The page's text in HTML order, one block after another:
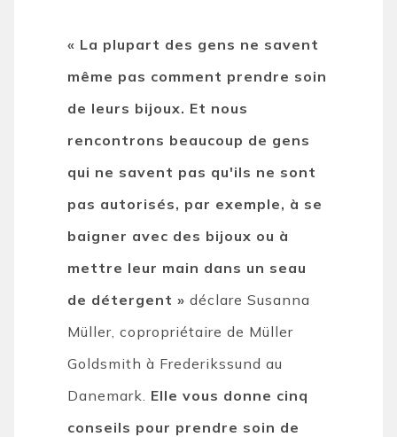
« La plupart des gens ne savent
même pas comment prendre soin
de leurs bijoux. Et nous
rencontrons beaucoup de gens
qui ne savent pas qu'ils ne sont
pas autorisés, par exemple, à se
baigner avec des bijoux ou à
mettre leur main dans un seau
de détergent »déclare Susanna
Müller, copropriétaire de Müller
Goldsmith à Frederikssund au
Danemark. Elle vous donne cinq
conseils pour prendre soin de